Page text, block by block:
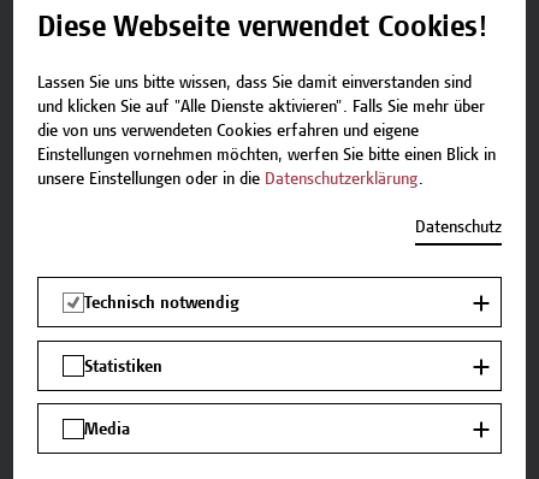
zum Angebot benötigen, stehen wir gerne zur
Team Campus Wien Academy
E-Mail:academy[at]hcw.ac.at
Tel.: +43 1 606 6877-8800
Beschreibung
Termine und Anmeldung
Diese Webseite verwendet Cookies!
Lassen Sie uns bitte wissen, dass Sie damit einverstanden sind
und klicken Sie auf "Alle Dienste aktivieren". Falls Sie mehr über
die von uns verwendeten Cookies erfahren und eigene
Einstellungen vornehmen möchten, werfen Sie bitte einen Blick in
unsere Einstellungen oder in die Datenschutzerklärung.
Datenschutz
Technisch notwendig
Statistiken
Media